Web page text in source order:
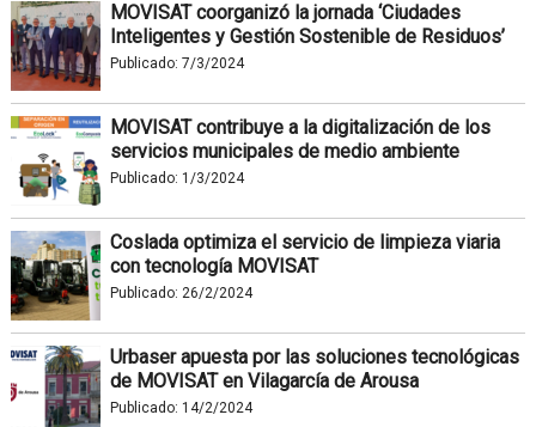
MOVISAT coorganizó la jornada ‘Ciudades
Inteligentes y Gestión Sostenible de Residuos’
Publicado: 7/3/2024
MOVISAT contribuye a la digitalización de los
servicios municipales de medio ambiente
Publicado: 1/3/2024
Coslada optimiza el servicio de limpieza viaria
con tecnología MOVISAT
Publicado: 26/2/2024
Urbaser apuesta por las soluciones tecnológicas
de MOVISAT en Vilagarcía de Arousa
Publicado: 14/2/2024